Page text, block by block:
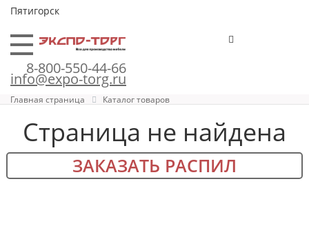
Пятигорск
8-800-550-44-66
info@expo-torg.ru
Главная страница Каталог товаров
Страница не найдена
ЗАКАЗАТЬ РАСПИЛ